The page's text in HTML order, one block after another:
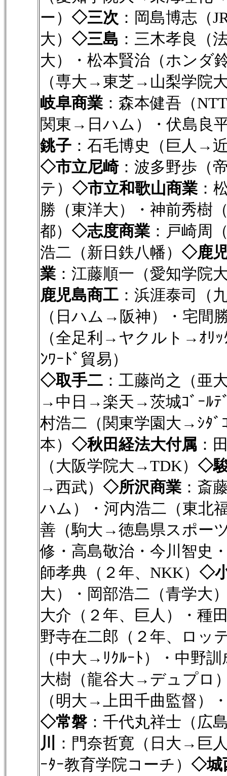
ー） ◇三次 ：岡島博志（
大） ◇三島 ：三木孝良（
大）・松本賢治（ホンダ
（専大→東芝→山梨学院
岐阜商業 ：森本健吾（
関東→日ハム）・伏島良
銚子 ：石毛博史（巨人→
◇市立尼崎：波多野歩（
テ） ◇市立和歌山商業 ：
勝（東洋大）・神前秀樹
都） ◇志度商業 ：戸崎周
浩二（新日鉄八幡） ◇鹿
業 ：江藤順一（愛知学院
鹿児島商工 ：浜涯泰司（
（日ハム→阪神）・宅間
（全足利→ヤクルト→ｵﾘ
ﾝﾜｰﾄﾞ貿易）
◇取手二 ：工藤尚之（亜
→中日→楽天→茨城ｺﾞｰﾙﾃ
村浩二（関東学園大→ｼﾀﾞ
本） ◇秋田経法大付属 ：
（大阪学院大→TDK） ◇
→西武） ◇所沢商業 ：斎
ハム）・河内浩二（東北
善（駒大→徳島県スポー
修・高島敬治・今川智史
師孝典（２年、NKK） ◇
大）・岡部浩二（青学大
大介（２年、巨人）・種
野寺在二郎（２年、ロッ
（中大→ﾘｸﾙｰﾄ）・中野
大樹（龍谷大→デュプロ
（明大→上田千曲監督）
◇常磐：千代丸祥士（広
川
：門奈哲寛（日大→巨
ｰﾀｰ教育学院コーチ） ◇城